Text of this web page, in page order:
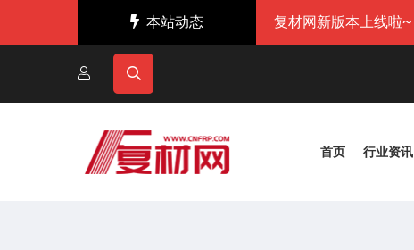
本站动态 复材网新版本上线啦~
首页 行业资讯